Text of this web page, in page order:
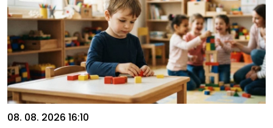
08. 08. 2026 16:10